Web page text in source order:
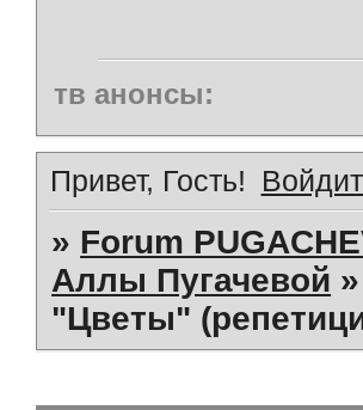
тв анонсы:
Привет, Гость!
» Forum
Аллы Пугачевой »
"Цветы"